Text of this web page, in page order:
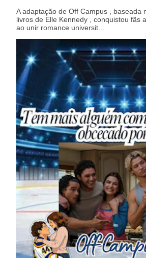
A adaptação de Off Campus , baseada
livros de Elle Kennedy , conquistou fãs
ao unir romance universit...